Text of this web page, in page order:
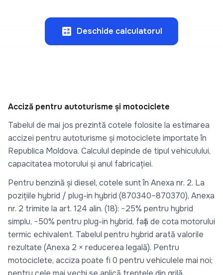
calculate Deschide calculatorul
Acciză pentru autoturisme și motociclete
Tabelul de mai jos prezintă cotele folosite la estimarea
accizei pentru autoturisme și motociclete importate în
Republica Moldova. Calculul depinde de tipul vehiculului,
capacitatea motorului și anul fabricației.
Pentru benzină și diesel, cotele sunt în Anexa nr. 2. La
pozițiile hybrid / plug-in hybrid (870340–870370), Anexa
nr. 2 trimite la art. 124 alin. (18): −25% pentru hybrid
simplu, −50% pentru plug-in hybrid, față de cota motorului
termic echivalent. Tabelul pentru hybrid arată valorile
rezultate (Anexa 2 × reducerea legală). Pentru
motociclete, acciza poate fi 0 pentru vehiculele mai noi;